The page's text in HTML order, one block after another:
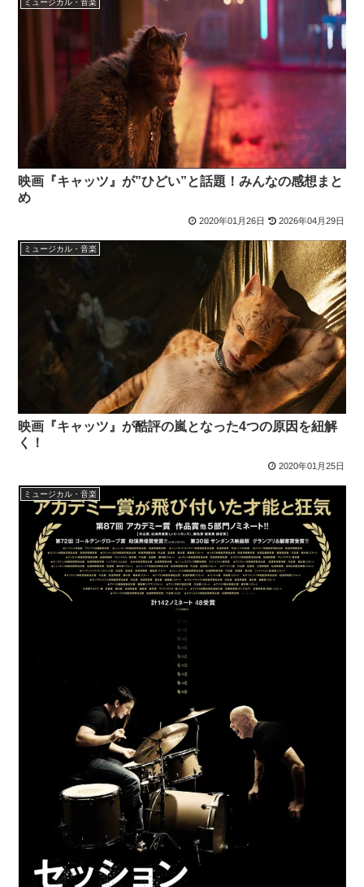
ミュージカル・音楽
映画『キャッツ』が”ひどい”と話題！みんなの感想まと
め
2020年01月26日 2026年04月29日
ミュージカル・音楽
映画『キャッツ』が酷評の嵐となった4つの原因を紐解
く！
2020年01月25日
ミュージカル・音楽